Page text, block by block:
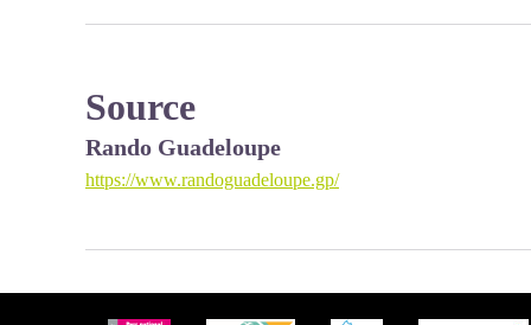
Source
Rando Guadeloupe
https://www.randoguadeloupe.gp/